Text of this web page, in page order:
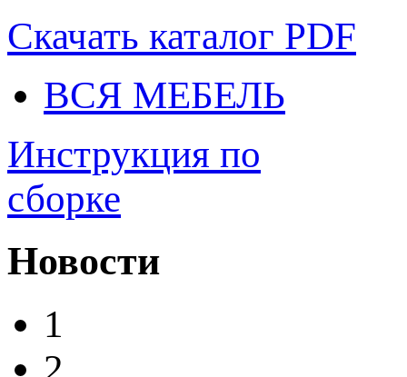
Скачать каталог PDF
ВСЯ МЕБЕЛЬ
Инструкция по
сборке
Новости
1
2